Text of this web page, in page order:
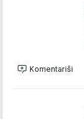
Komentariši